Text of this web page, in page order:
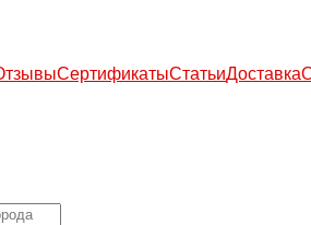
СертификатыСтатьиДоставка